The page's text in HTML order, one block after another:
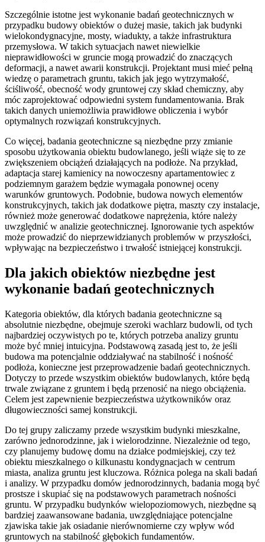
Szczególnie istotne jest wykonanie badań geotechnicznych w
przypadku budowy obiektów o dużej masie, takich jak budynki
wielokondygnacyjne, mosty, wiadukty, a także infrastruktura
przemysłowa. W takich sytuacjach nawet niewielkie
nieprawidłowości w gruncie mogą prowadzić do znaczących
deformacji, a nawet awarii konstrukcji. Projektant musi mieć pełną
wiedzę o parametrach gruntu, takich jak jego wytrzymałość,
ściśliwość, obecność wody gruntowej czy skład chemiczny, aby
móc zaprojektować odpowiedni system fundamentowania. Brak
takich danych uniemożliwia prawidłowe obliczenia i wybór
optymalnych rozwiązań konstrukcyjnych.
Co więcej, badania geotechniczne są niezbędne przy zmianie
sposobu użytkowania obiektu budowlanego, jeśli wiąże się to ze
zwiększeniem obciążeń działających na podłoże. Na przykład,
adaptacja starej kamienicy na nowoczesny apartamentowiec z
podziemnym garażem będzie wymagała ponownej oceny
warunków gruntowych. Podobnie, budowa nowych elementów
konstrukcyjnych, takich jak dodatkowe piętra, maszty czy instalacje,
również może generować dodatkowe naprężenia, które należy
uwzględnić w analizie geotechnicznej. Ignorowanie tych aspektów
może prowadzić do nieprzewidzianych problemów w przyszłości,
wpływając na bezpieczeństwo i trwałość istniejącej konstrukcji.
Dla jakich obiektów niezbędne jest
wykonanie badań geotechnicznych
Kategoria obiektów, dla których badania geotechniczne są
absolutnie niezbędne, obejmuje szeroki wachlarz budowli, od tych
najbardziej oczywistych po te, których potrzeba analizy gruntu
może być mniej intuicyjna. Podstawową zasadą jest to, że jeśli
budowa ma potencjalnie oddziaływać na stabilność i nośność
podłoża, konieczne jest przeprowadzenie badań geotechnicznych.
Dotyczy to przede wszystkim obiektów budowlanych, które będą
trwale związane z gruntem i będą przenosić na niego obciążenia.
Celem jest zapewnienie bezpieczeństwa użytkowników oraz
długowieczności samej konstrukcji.
Do tej grupy zaliczamy przede wszystkim budynki mieszkalne,
zarówno jednorodzinne, jak i wielorodzinne. Niezależnie od tego,
czy planujemy budowę domu na działce podmiejskiej, czy też
obiektu mieszkalnego o kilkunastu kondygnacjach w centrum
miasta, analiza gruntu jest kluczowa. Różnica polega na skali badań
i analizy. W przypadku domów jednorodzinnych, badania mogą być
prostsze i skupiać się na podstawowych parametrach nośności
gruntu. W przypadku budynków wielopoziomowych, niezbędne są
bardziej zaawansowane badania, uwzględniające potencjalne
zjawiska takie jak osiadanie nierównomierne czy wpływ wód
gruntowych na stabilność głębokich fundamentów.